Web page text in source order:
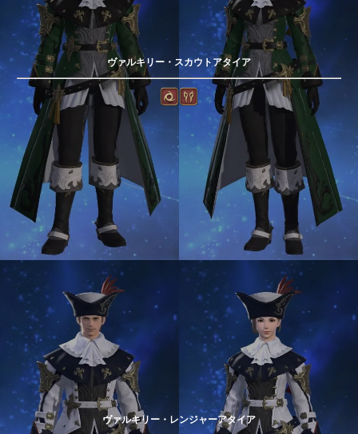
ヴァルキリー・スカウトアタイア
ヴァルキリー・レンジャーアタイア